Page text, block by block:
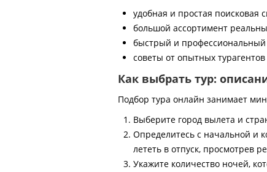
удобная и простая поисковая
большой ассортимент
быстрый и
советы от опытных
Как выбрать тур:
Подбор тура онлайн занимает
Выберите город вылета и
Определитесь с начальной и
лететь в отпуск, просмотрев
Укажите количество ночей,